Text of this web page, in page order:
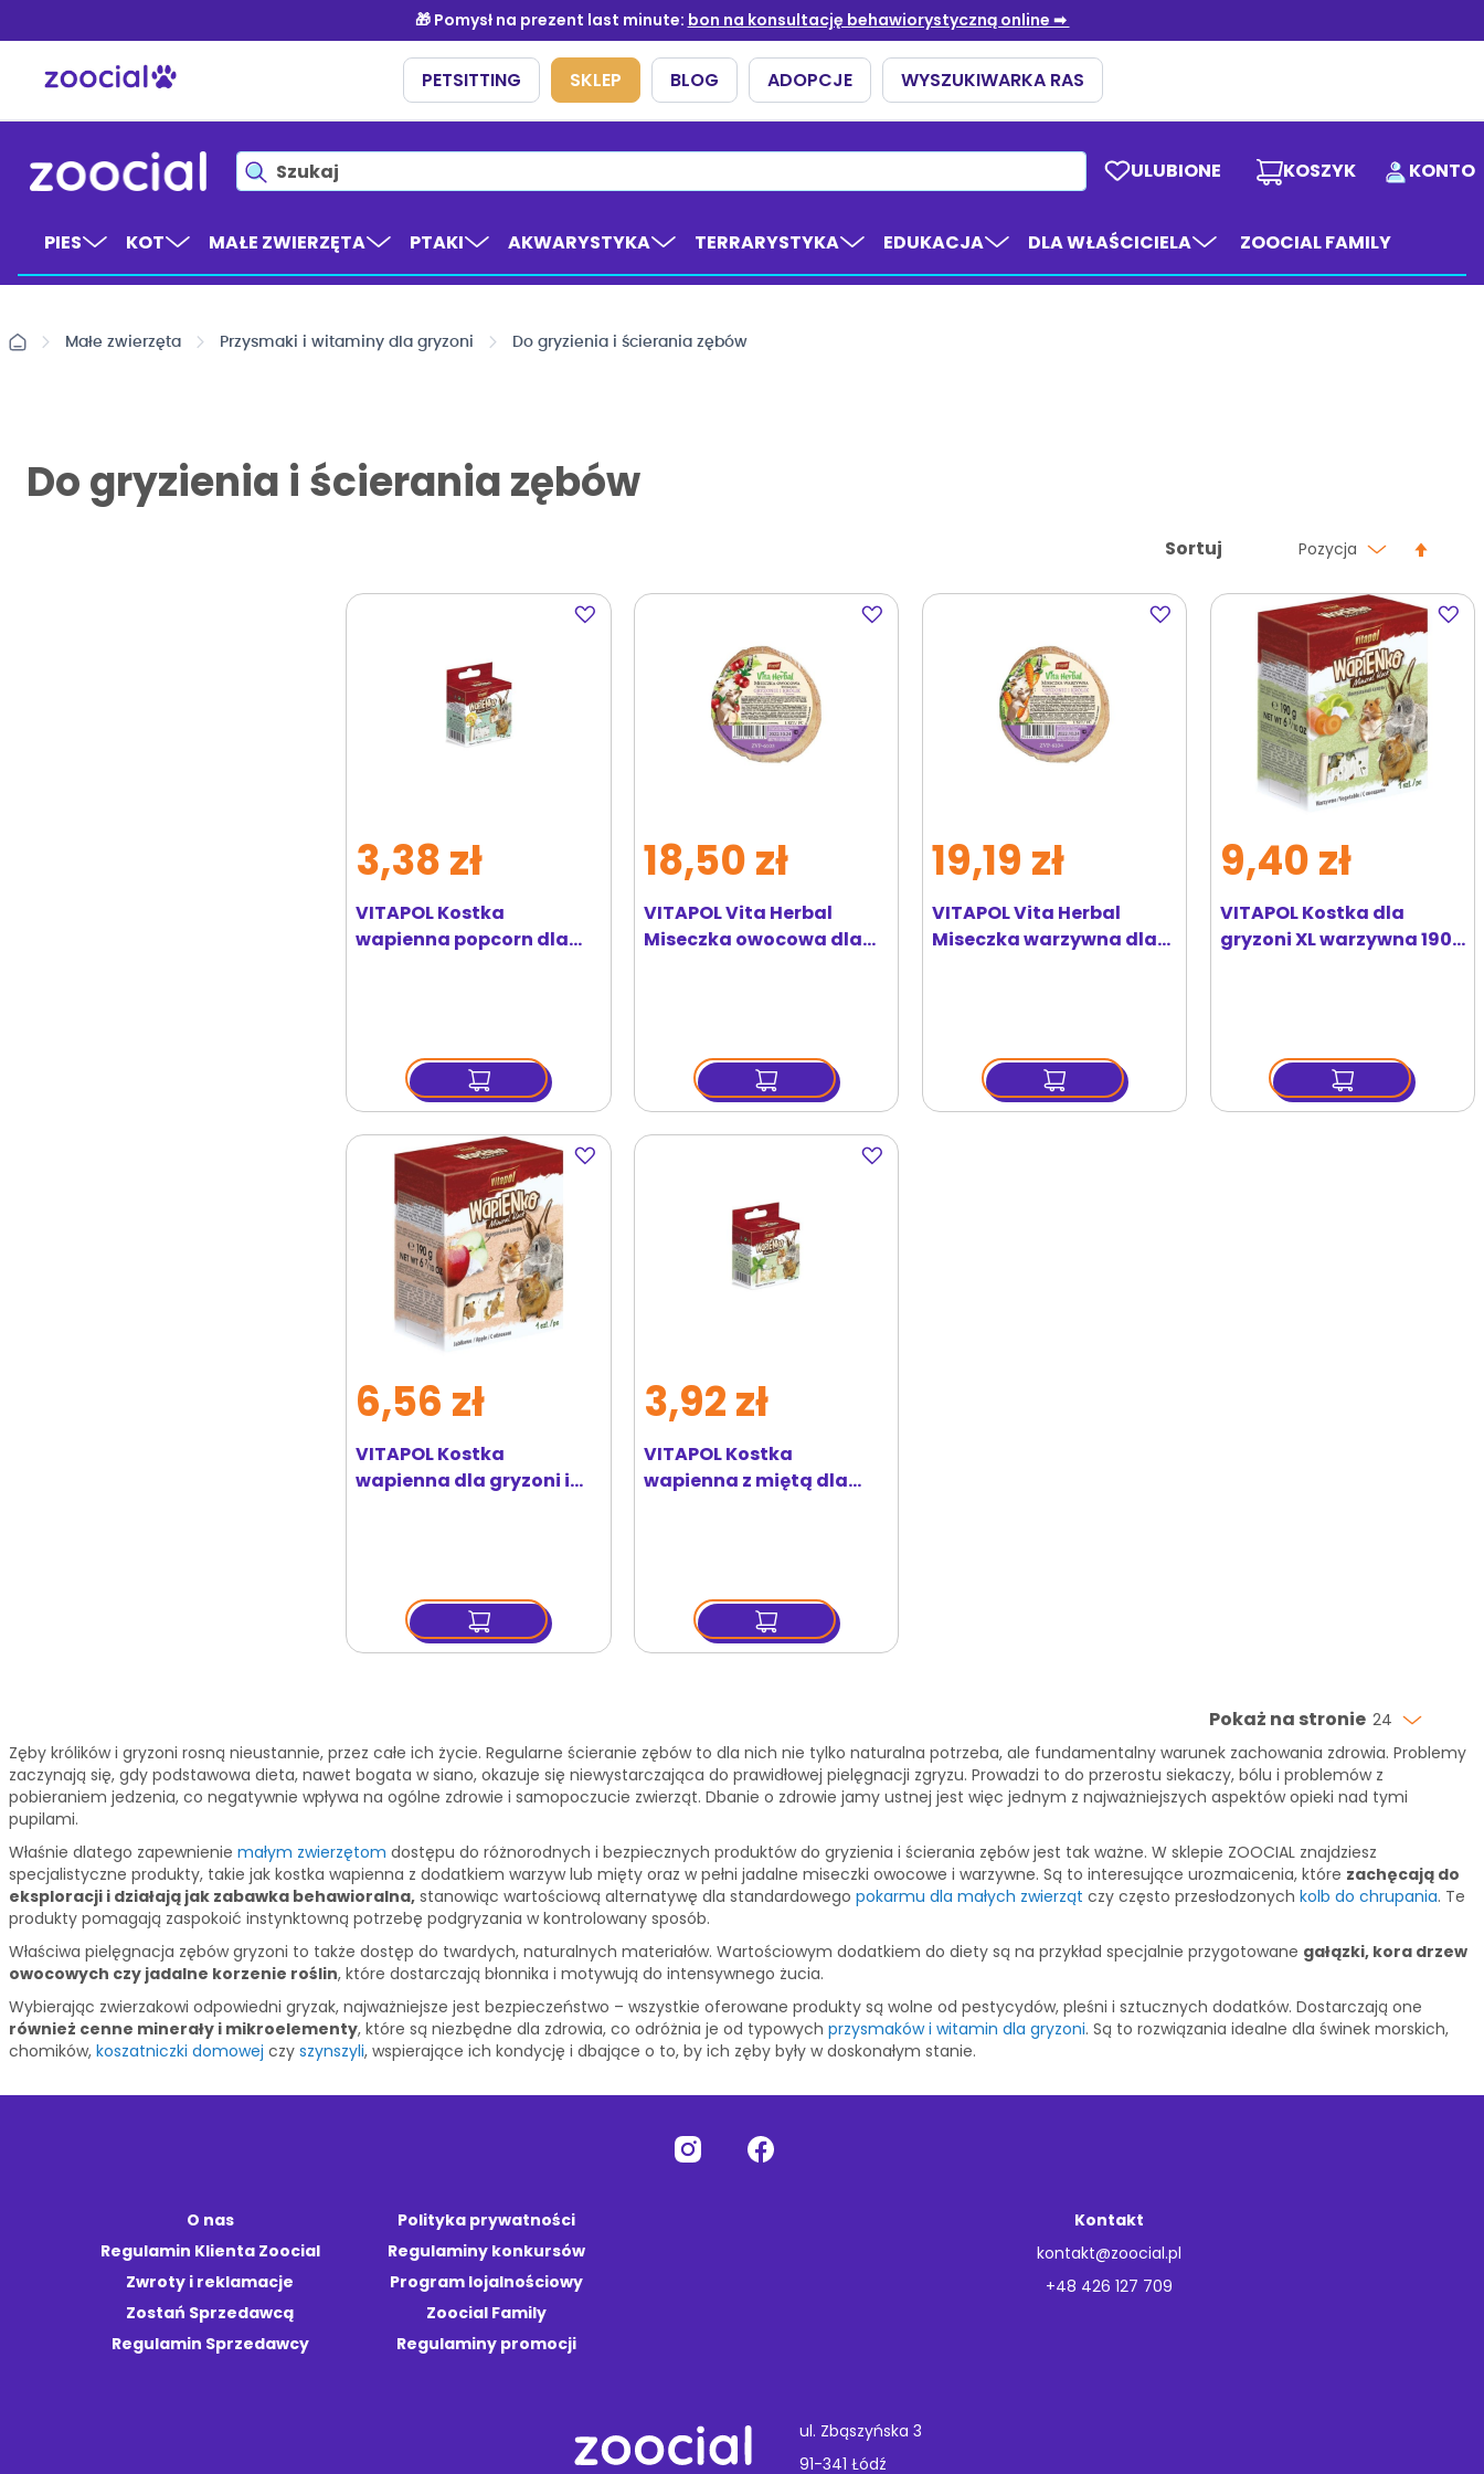
treści
KOSZYK
ULUBIONE KONTO
PIES KOT MAŁE ZWIERZĘTA PTAKI AKWARYSTYKA TERRARYSTYKA EDUKACJA DLA WŁAŚCICIELA ZOOCIAL FAMILY
Małe zwierzęta Przysmaki i witaminy dla gryzoni Do gryzienia i ścierania zębów
Do gryzienia i ścierania zębów
Sortuj Pozycja
Dodaj
do
VITAPOL Kostka
wapienna popcorn dla
3,38 zł
Dodaj
do
VITAPOL Vita Herbal
Miseczka owocowa dla
18,50 zł
Dodaj
do
VITAPOL Vita Herbal
Miseczka warzywna dla
19,19 zł
Dodaj
do
VITAPOL Kostka dla
gryzoni XL warzywna 190
9,40 zł
Dodaj
do
VITAPOL Kostka
wapienna dla gryzoni i
6,56 zł
Dodaj
do
VITAPOL Kostka
wapienna z miętą dla
3,92 zł
Pokaż na stronie 24
Zęby królików i gryzoni rosną nieustannie, przez całe ich życie. Regularne ścieranie zębów to dla nich nie tylko naturalna potrzeba, ale fundamentalny warunek zachowania zdrowia. Problemy
zaczynają się, gdy podstawowa dieta, nawet bogata w siano, okazuje się niewystarczająca do prawidłowej pielęgnacji zgryzu. Prowadzi to do przerostu siekaczy, bólu i problemów z
pobieraniem jedzenia, co negatywnie wpływa na ogólne zdrowie i samopoczucie zwierząt. Dbanie o zdrowie jamy ustnej jest więc jednym z najważniejszych aspektów opieki nad tymi
pupilami.
Właśnie dlatego zapewnienie małym zwierzętom dostępu do różnorodnych i bezpiecznych produktów do gryzienia i ścierania zębów jest tak ważne. W sklepie ZOOCIAL znajdziesz
specjalistyczne produkty, takie jak kostka wapienna z dodatkiem warzyw lub mięty oraz w pełni jadalne miseczki owocowe i warzywne. Są to interesujące urozmaicenia, które zachęcają do
eksploracji i działają jak zabawka behawioralna, stanowiąc wartościową alternatywę dla standardowego pokarmu dla małych zwierząt czy często przesłodzonych kolb do chrupania. Te
produkty pomagają zaspokoić instynktowną potrzebę podgryzania w kontrolowany sposób.
Właściwa pielęgnacja zębów gryzoni to także dostęp do twardych, naturalnych materiałów. Wartościowym dodatkiem do diety są na przykład specjalnie przygotowane gałązki, kora drzew
owocowych czy jadalne korzenie roślin, które dostarczają błonnika i motywują do intensywnego żucia.
Wybierając zwierzakowi odpowiedni gryzak, najważniejsze jest bezpieczeństwo – wszystkie oferowane produkty są wolne od pestycydów, pleśni i sztucznych dodatków. Dostarczają one
również cenne minerały i mikroelementy, które są niezbędne dla zdrowia, co odróżnia je od typowych przysmaków i witamin dla gryzoni. Są to rozwiązania idealne dla świnek morskich,
chomików, koszatniczki domowej czy szynszyli, wspierające ich kondycję i dbające o to, by ich zęby były w doskonałym stanie.
O nas
Regulamin Klienta Zoocial
Zwroty i reklamacje
Zostań Sprzedawcą
Regulamin Sprzedawcy
Polityka prywatności
Regulaminy konkursów
Program lojalnościowy
Zoocial Family
Regulaminy promocji
Kontakt
kontakt@zoocial.pl
+48 426 127 709
ul. Zbąszyńska 3
91-341 Łódź